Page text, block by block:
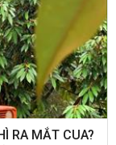
RA MẮT CUA?